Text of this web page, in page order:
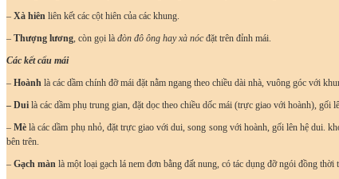
– Xà hiên liên kết các cột hiên của các khung.
– Thượng lương, còn gọi là đòn đô ông hay xà nóc đặt trên đỉnh mái.
Các kết cấu mái
– Hoành là các dầm chính đỡ mái đặt nằm ngang theo chiều dài nhà, vuông góc với
– Dui là các dầm phụ trung gian, đặt dọc theo chiều dốc mái (trực giao với hoành), gối
–Mè là các dầm phụ nhỏ, đặt trực giao với dui, song song với hoành, gối lên hệ dui.
bên trên.
– Gạch màn là một loại gạch lá nem đơn bằng đất nung, có tác dụng đỡ ngói đồng